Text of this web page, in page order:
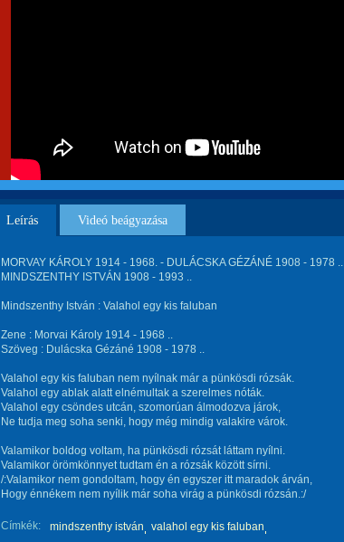
Leírás Videó beágyazása
MORVAY KÁROLY 1914 - 1968. - DULÁCSKA GÉZÁNÉ 1908 - 1978 ..
MINDSZENTHY ISTVÁN 1908 - 1993 ..
Mindszenthy István : Valahol egy kis faluban
Zene : Morvai Károly 1914 - 1968 ..
Szöveg : Dulácska Gézáné 1908 - 1978 ..
Valahol egy kis faluban nem nyílnak már a pünkösdi rózsák.
Valahol egy ablak alatt elnémultak a szerelmes nóták.
Valahol egy csöndes utcán, szomorúan álmodozva járok,
Ne tudja meg soha senki, hogy még mindig valakire várok.
Valamikor boldog voltam, ha pünkösdi rózsát láttam nyílni.
Valamikor örömkönnyet tudtam én a rózsák között sírni.
/:Valamikor nem gondoltam, hogy én egyszer itt maradok árván,
Hogy énnékem nem nyílik már soha virág a pünkösdi rózsán.:/
Címkék: mindszenthy istván
valahol egy kis faluban